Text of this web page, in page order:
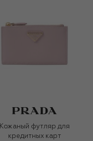
Кожаный футляр для
кредитных карт